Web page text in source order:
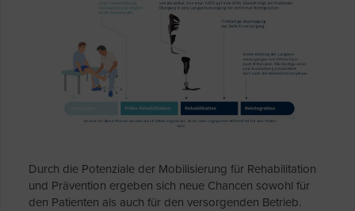
Durch die Potenziale der Mobilisierung für Rehabilitation
und Prävention ergeben sich neue Chancen sowohl für
den Patienten als auch für den versorgenden Betrieb.